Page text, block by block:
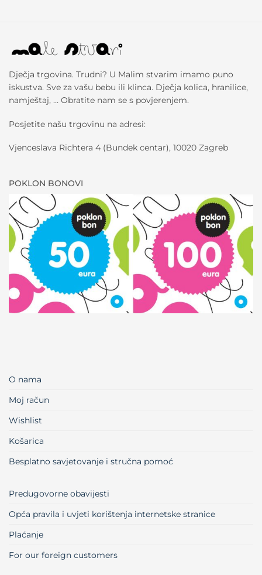
Dječja trgovina. Trudni? U Malim stvarim imamo puno
iskustva. Sve za vašu bebu ili klinca. Dječja kolica, hranilice,
namještaj, … Obratite nam se s povjerenjem.
Posjetite našu trgovinu na adresi:
Vjenceslava Richtera 4 (Bundek centar), 10020 Zagreb
POKLON BONOVI
O nama
Moj račun
Wishlist
Košarica
Besplatno savjetovanje i stručna pomoć
Predugovorne obavijesti
Opća pravila i uvjeti korištenja internetske stranice
Plaćanje
For our foreign customers